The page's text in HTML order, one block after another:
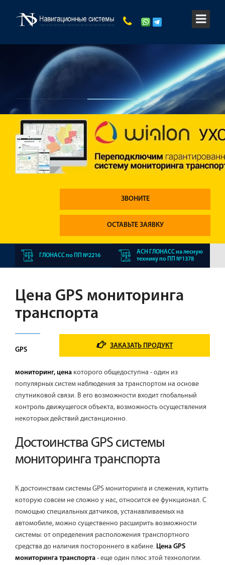
ЗВОНИТЕ
ОСТАВЬТЕ ЗАЯВКУ
ГЛОНАСС по ПП №2216
АСН ГЛОНАСС на лесную
технику по ПП №1378
Цена GPS мониторинга
транспорта
ЗАКАЗАТЬ ПРОДУКТ
GPS
мониторинг, цена которого общедоступна - один из
популярных систем наблюдения за транспортом на основе
спутниковой связи. В его возможности входит глобальный
контроль движущегося объекта, возможность осуществления
некоторых действий дистанционно.
Достоинства GPS системы
мониторинга транспорта
К достоинствам системы GPS мониторинга и слежения, купить
которую совсем не сложно у нас, относится ее функционал. С
помощью специальных датчиков, устанавливаемых на
автомобиле, можно существенно расширить возможности
системы: от определения расположения транспортного
средства до наличия постороннего в кабине. Цена GPS
мониторинга транспорта - еще один плюс этой технологии.